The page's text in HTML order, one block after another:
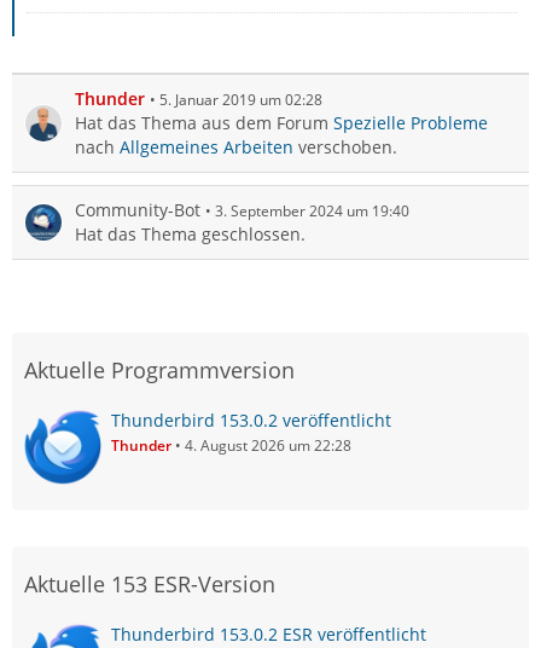
Thunder 5. Januar 2019 um 02:28
Hat das Thema aus dem Forum Spezielle Probleme
nach Allgemeines Arbeiten verschoben.
Community-Bot 3. September 2024 um 19:40
Hat das Thema geschlossen.
Aktuelle Programmversion
Thunderbird 153.0.2 veröffentlicht
Thunder 4. August 2026 um 22:28
Aktuelle 153 ESR-Version
Thunderbird 153.0.2 ESR veröffentlicht